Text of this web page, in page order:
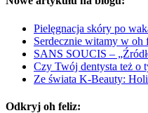
Pielęgnacja skóry po
Serdecznie witamy w oh
SANS SOUCIS –
Czy Twój dentysta też o
Ze świata K-Beauty:
Odkryj oh feliz: